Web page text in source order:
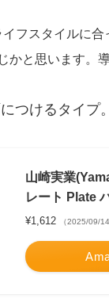
イフスタイルに
かと思います。
つけるタイプ。
山崎実業
レート Plate
¥1,612 （2025/09/